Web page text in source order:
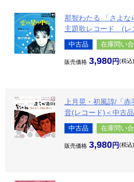
那智わたる 「さよ
主題歌レコード (レ
中古品 在庫問い
販売価格 3,980 税込
上月晃・初風諄/「
音(レコード)＜中古品
中古品 在庫問い
販売価格 3,980 税込